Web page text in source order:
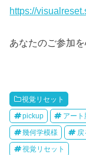
https://
あなたのご参加
視覚リセット
pickup アート
幾何学模様 戻
視覚リセット